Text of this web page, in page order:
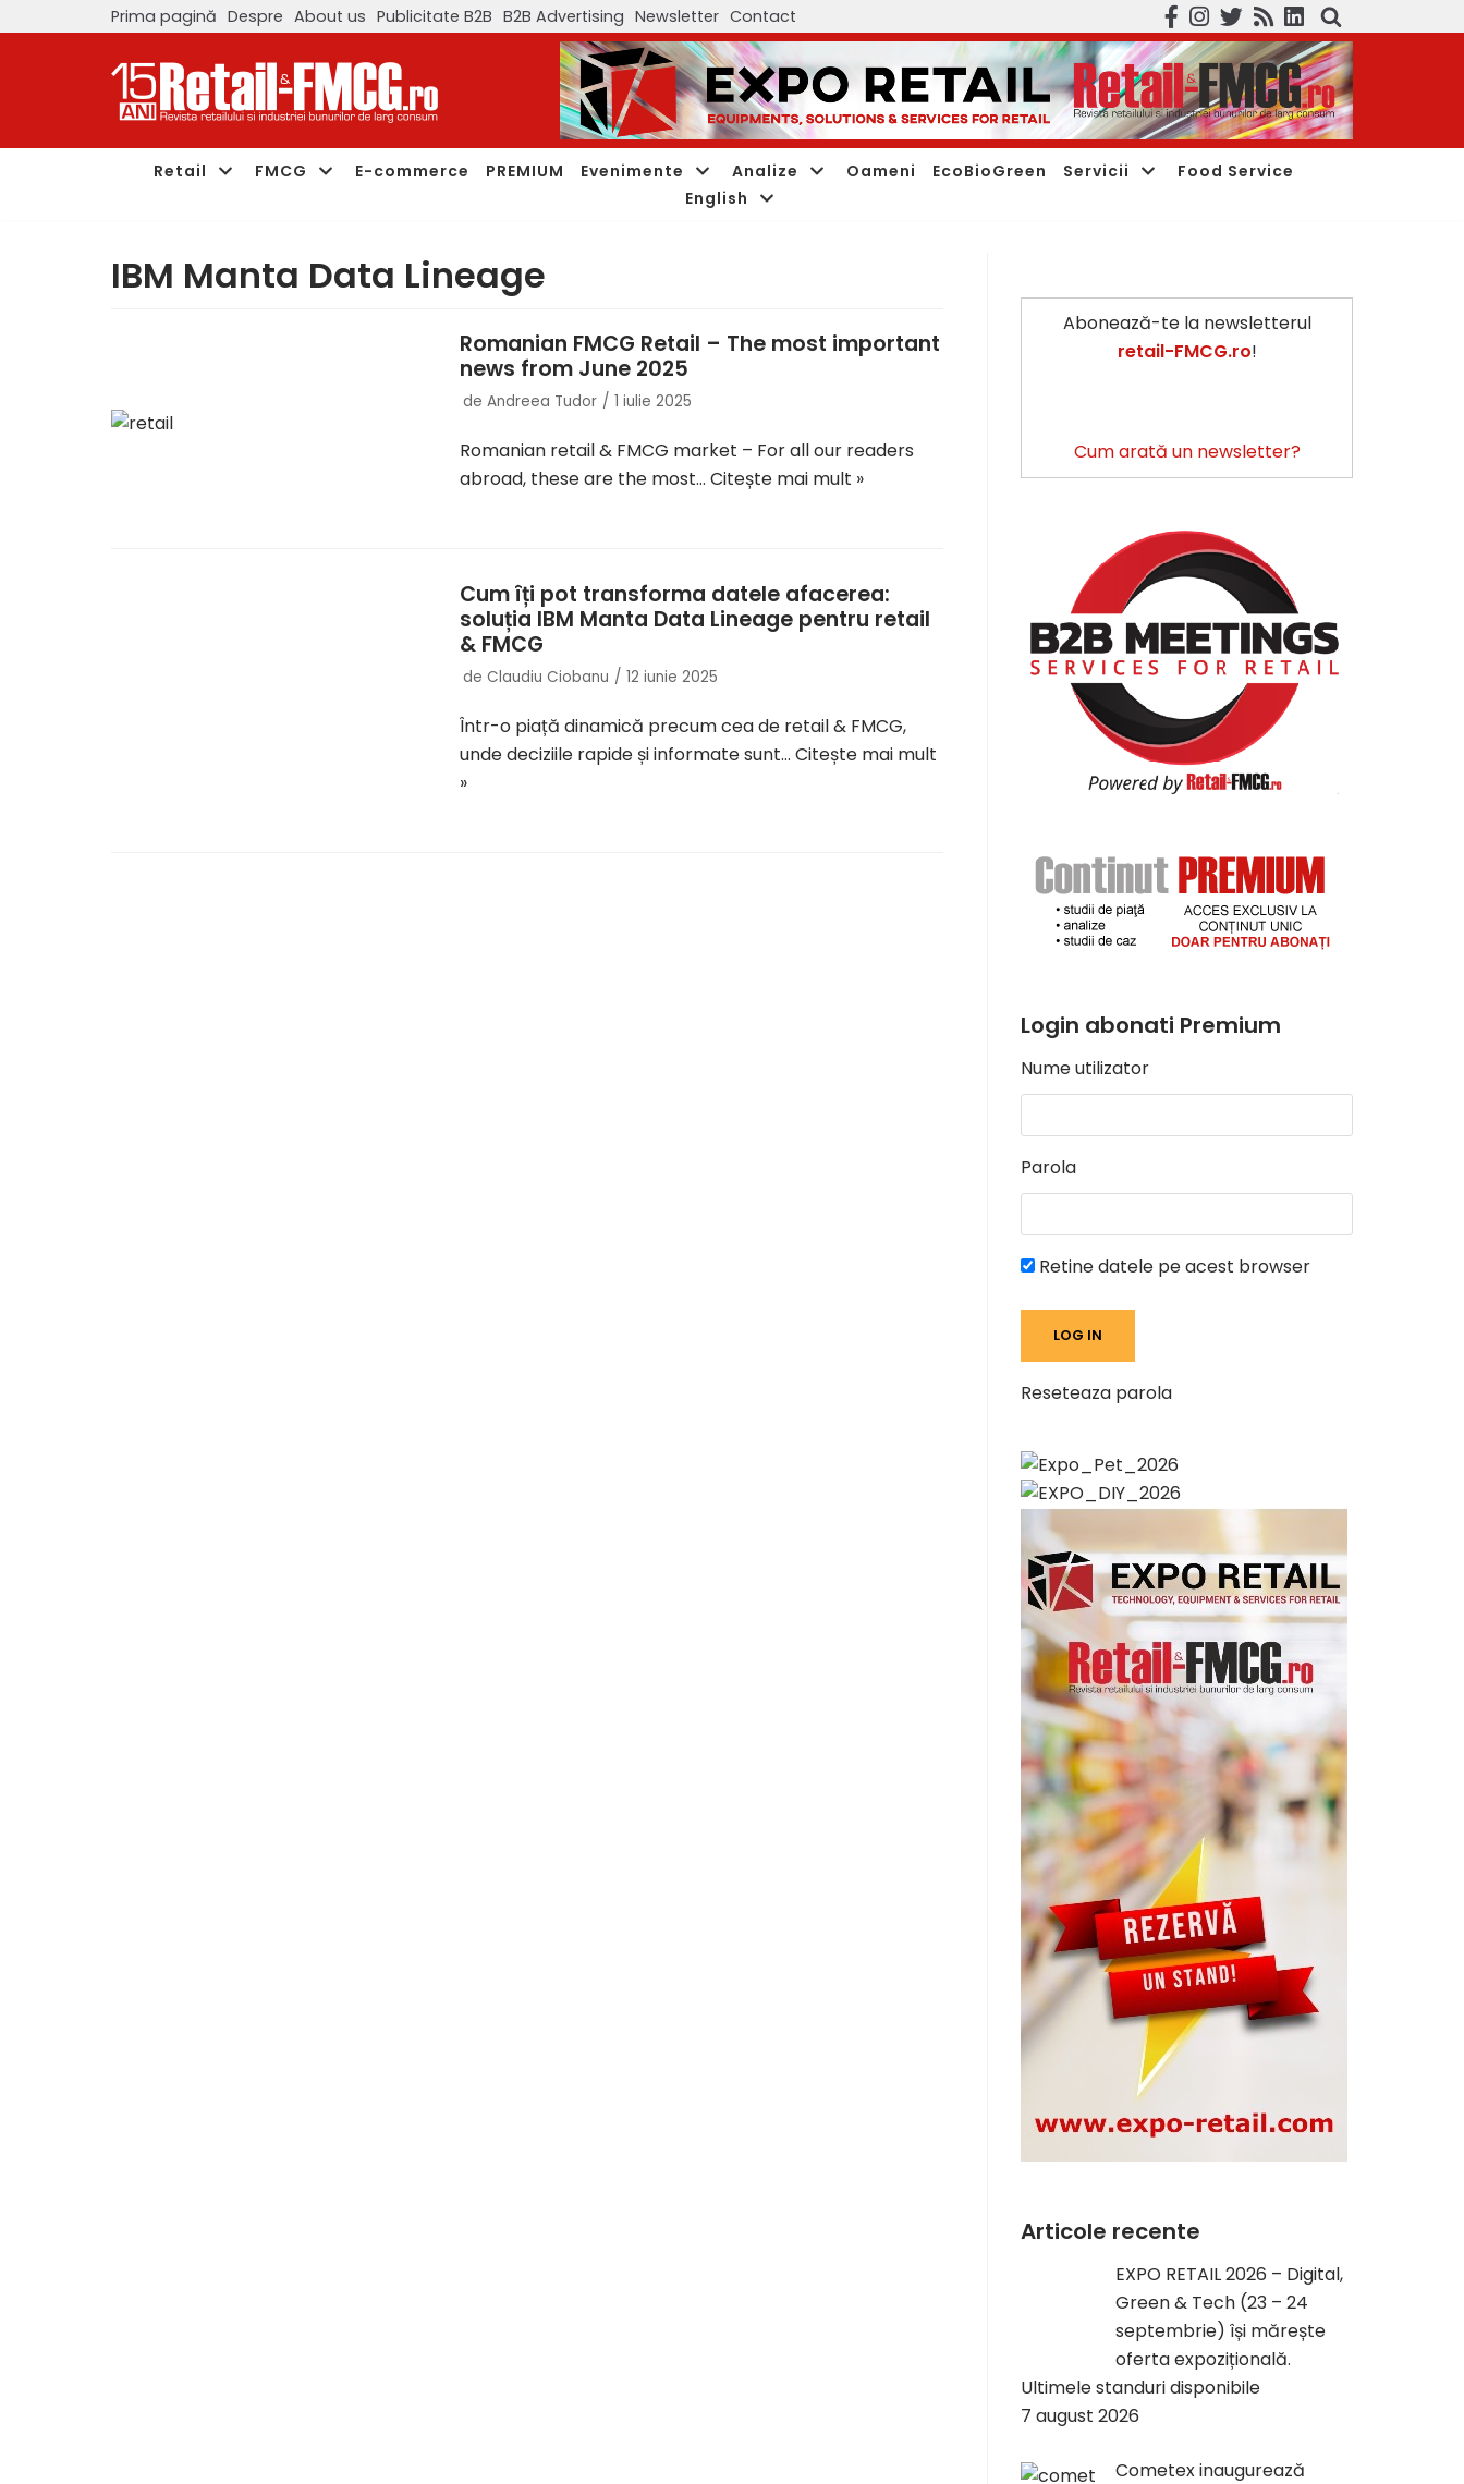
Prima pagină Despre About us Publicitate B2B B2B Advertising Newsletter Contact
Retail FMCG E-commerce PREMIUM Evenimente Analize Oameni EcoBioGreen Servicii
Food Service
English
IBM Manta Data Lineage
Romanian FMCG Retail – The most important
news from June 2025
de Andreea Tudor 1 iulie 2025
Romanian retail & FMCG market – For all our readers
abroad, these are the most… Citește mai mult »
Cum îți pot transforma datele afacerea:
soluția IBM Manta Data Lineage pentru retail
& FMCG
de Claudiu Ciobanu 12 iunie 2025
Într-o piață dinamică precum cea de retail & FMCG,
unde deciziile rapide și informate sunt… Citește mai mult
»
Abonează-te la newsletterul
retail-FMCG.ro!
Cum arată un newsletter?
Login abonati Premium
Nume utilizator
Parola
Retine datele pe acest browser
Reseteaza parola
Articole recente
EXPO RETAIL 2026 – Digital,
Green & Tech (23 – 24
septembrie) își mărește
oferta expozițională.
Ultimele standuri disponibile
7 august 2026
Cometex inaugurează